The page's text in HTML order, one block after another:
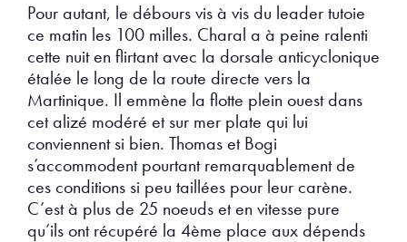
Pour autant, le débours vis à vis du leader tutoie
ce matin les 100 milles. Charal a à peine ralenti
cette nuit en flirtant avec la dorsale anticyclonique
étalée le long de la route directe vers la
Martinique. Il emmène la flotte plein ouest dans
cet alizé modéré et sur mer plate qui lui
conviennent si bien. Thomas et Bogi
s’accommodent pourtant remarquablement de
ces conditions si peu taillées pour leur carène.
C’est à plus de 25 noeuds et en vitesse pure
qu’ils ont récupéré la 4ème place aux dépends